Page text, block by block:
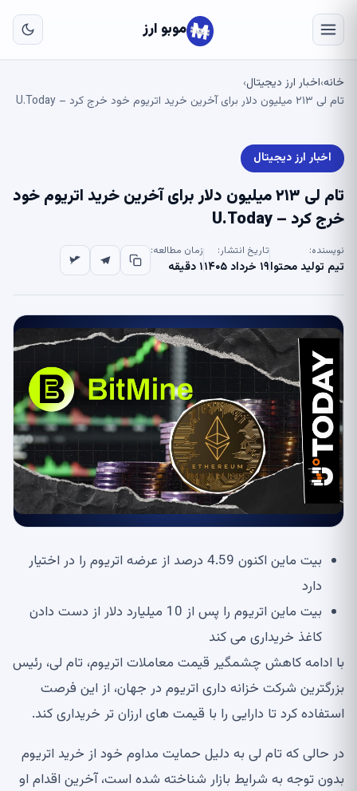
موبو ارز
خانه›اخبار ارز دیجیتال›
تام لی ۲۱۳ میلیون دلار برای آخرین خرید اتریوم خود خرج کرد – U.Today
اخبار ارز دیجیتال
تام لی ۲۱۳ میلیون دلار برای آخرین خرید اتریوم خود
خرج کرد – U.Today
نویسنده:
تیم تولید محتوا
تاریخ انتشار:
۱۹ خرداد ۱۴۰۵
زمان مطالعه:
۱ دقیقه
بیت ماین اکنون 4.59 درصد از عرضه اتریوم را در اختیار
دارد
بیت ماین اتریوم را پس از 10 میلیارد دلار از دست دادن
کاغذ خریداری می کند
با ادامه کاهش چشمگیر قیمت معاملات اتریوم، تام لی، رئیس
بزرگترین شرکت خزانه داری اتریوم در جهان، از این فرصت
استفاده کرد تا دارایی را با قیمت های ارزان تر خریداری کند.
در حالی که تام لی به دلیل حمایت مداوم خود از خرید اتریوم
بدون توجه به شرایط بازار شناخته شده است، آخرین اقدام او